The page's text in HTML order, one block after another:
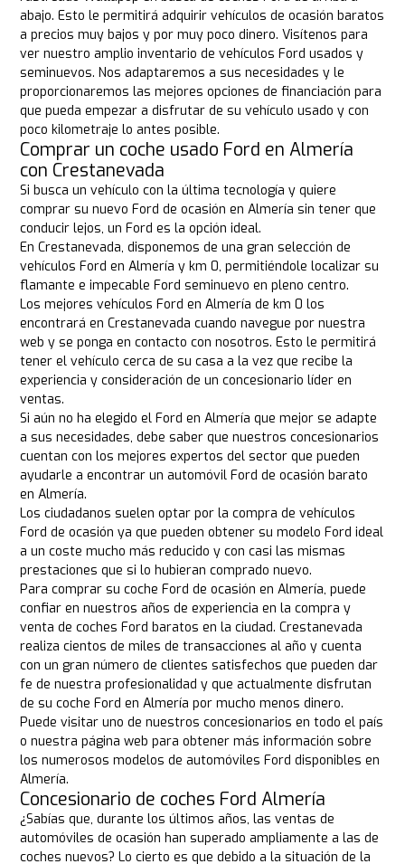
abajo. Esto le permitirá adquirir vehículos de ocasión baratos
a precios muy bajos y por muy poco dinero. Visítenos para
ver nuestro amplio inventario de vehículos Ford usados y
seminuevos. Nos adaptaremos a sus necesidades y le
proporcionaremos las mejores opciones de financiación para
que pueda empezar a disfrutar de su vehículo usado y con
poco kilometraje lo antes posible.
Comprar un coche usado Ford en Almería
con Crestanevada
Si busca un vehículo con la última tecnología y quiere
comprar su nuevo Ford de ocasión en Almería sin tener que
conducir lejos, un Ford es la opción ideal.
En Crestanevada, disponemos de una gran selección de
vehículos Ford en Almería y km 0, permitiéndole localizar su
flamante e impecable Ford seminuevo en pleno centro.
Los mejores vehículos Ford en Almería de km 0 los
encontrará en Crestanevada cuando navegue por nuestra
web y se ponga en contacto con nosotros. Esto le permitirá
tener el vehículo cerca de su casa a la vez que recibe la
experiencia y consideración de un concesionario líder en
ventas.
Si aún no ha elegido el Ford en Almería que mejor se adapte
a sus necesidades, debe saber que nuestros concesionarios
cuentan con los mejores expertos del sector que pueden
ayudarle a encontrar un automóvil Ford de ocasión barato
en Almería.
Los ciudadanos suelen optar por la compra de vehículos
Ford de ocasión ya que pueden obtener su modelo Ford ideal
a un coste mucho más reducido y con casi las mismas
prestaciones que si lo hubieran comprado nuevo.
Para comprar su coche Ford de ocasión en Almería, puede
confiar en nuestros años de experiencia en la compra y
venta de coches Ford baratos en la ciudad. Crestanevada
realiza cientos de miles de transacciones al año y cuenta
con un gran número de clientes satisfechos que pueden dar
fe de nuestra profesionalidad y que actualmente disfrutan
de su coche Ford en Almería por mucho menos dinero.
Puede visitar uno de nuestros concesionarios en todo el país
o nuestra página web para obtener más información sobre
los numerosos modelos de automóviles Ford disponibles en
Almería.
Concesionario de coches Ford Almería
¿Sabías que, durante los últimos años, las ventas de
automóviles de ocasión han superado ampliamente a las de
coches nuevos? Lo cierto es que debido a la situación de la